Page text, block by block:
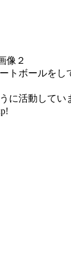
トボールをし
に活動してい